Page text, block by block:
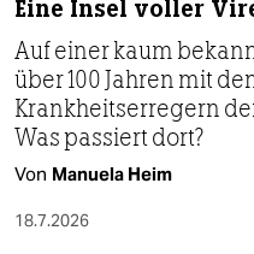
Eine Insel voller
Auf einer kaum
über 100 Jahren mit
Krankheitserregern
Was passiert dort?
Von Manuela Heim
18.7.2026